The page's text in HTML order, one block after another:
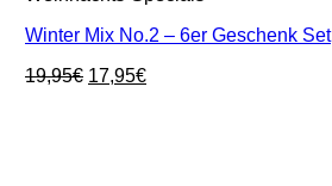
Winter Mix No.2 – 6er Geschenk Set
19,95€ Ursprünglicher
17,95€Aktueller